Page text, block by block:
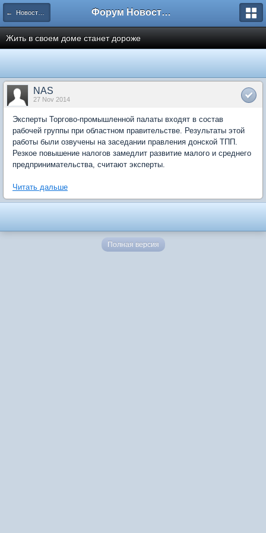
← Новости рынка недвижимости Форум Новостройки
Жить в своем доме станет дороже
NAS
27 Nov 2014
Эксперты Торгово-промышленной палаты входят в состав
рабочей группы при областном правительстве. Результаты этой
работы были озвучены на заседании правления донской ТПП.
Резкое повышение налогов замедлит развитие малого и среднего
предпринимательства, считают эксперты.
Читать дальше
Полная версия